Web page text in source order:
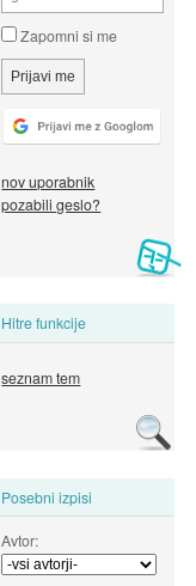
Zapomni si me
nov uporabnik
pozabili geslo?
Hitre funkcije
seznam tem
Posebni izpisi
Avtor: